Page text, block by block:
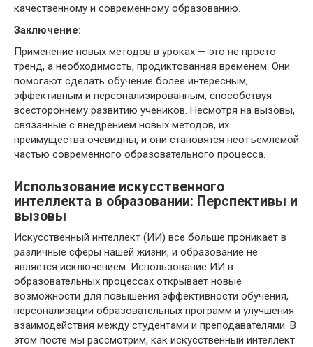
качественному и современному образованию.
Заключение:
Применение новых методов в уроках — это не просто
тренд, а необходимость, продиктованная временем. Они
помогают сделать обучение более интересным,
эффективным и персонализированным, способствуя
всестороннему развитию учеников. Несмотря на вызовы,
связанные с внедрением новых методов, их
преимущества очевидны, и они становятся неотъемлемой
частью современного образовательного процесса.
Использование искусственного
интеллекта в образовании: Перспективы и
вызовы
Искусственный интеллект (ИИ) все больше проникает в
различные сферы нашей жизни, и образование не
является исключением. Использование ИИ в
образовательных процессах открывает новые
возможности для повышения эффективности обучения,
персонализации образовательных программ и улучшения
взаимодействия между студентами и преподавателями. В
этом посте мы рассмотрим, как искусственный интеллект